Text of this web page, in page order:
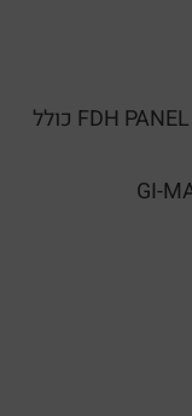
בדיקה מקיפה לתפקוד מערכת העיכול FDH PANEL כולל